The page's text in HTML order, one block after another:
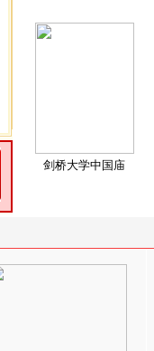
剑桥大学中国庙